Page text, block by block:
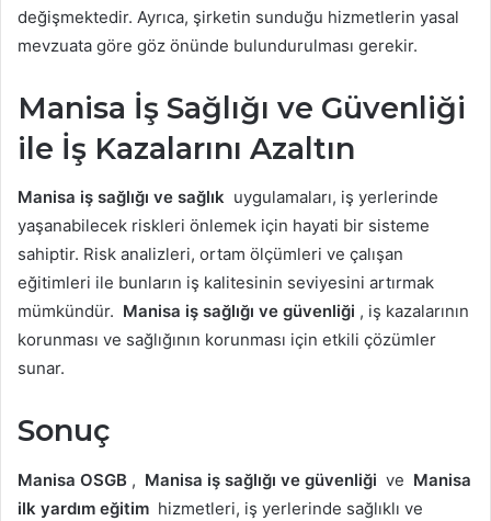
değişmektedir. Ayrıca, şirketin sunduğu hizmetlerin yasal
mevzuata göre göz önünde bulundurulması gerekir.
Manisa İş Sağlığı ve Güvenliği
ile İş Kazalarını Azaltın
Manisa iş sağlığı ve sağlık uygulamaları, iş yerlerinde
yaşanabilecek riskleri önlemek için hayati bir sisteme
sahiptir. Risk analizleri, ortam ölçümleri ve çalışan
eğitimleri ile bunların iş kalitesinin seviyesini artırmak
mümkündür. Manisa iş sağlığı ve güvenliği , iş kazalarının
korunması ve sağlığının korunması için etkili çözümler
sunar.
Sonuç
Manisa OSGB , Manisa iş sağlığı ve güvenliği ve Manisa
ilk yardım eğitim hizmetleri, iş yerlerinde sağlıklı ve